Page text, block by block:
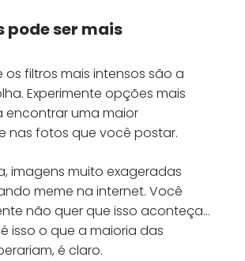
pode ser mais
os filtros mais intensos são a
Experimente opções mais
encontrar uma maior
nas fotos que você postar.
imagens muito exageradas
meme na internet. Você
não quer que isso aconteça…
isso o que a maioria das
é claro.